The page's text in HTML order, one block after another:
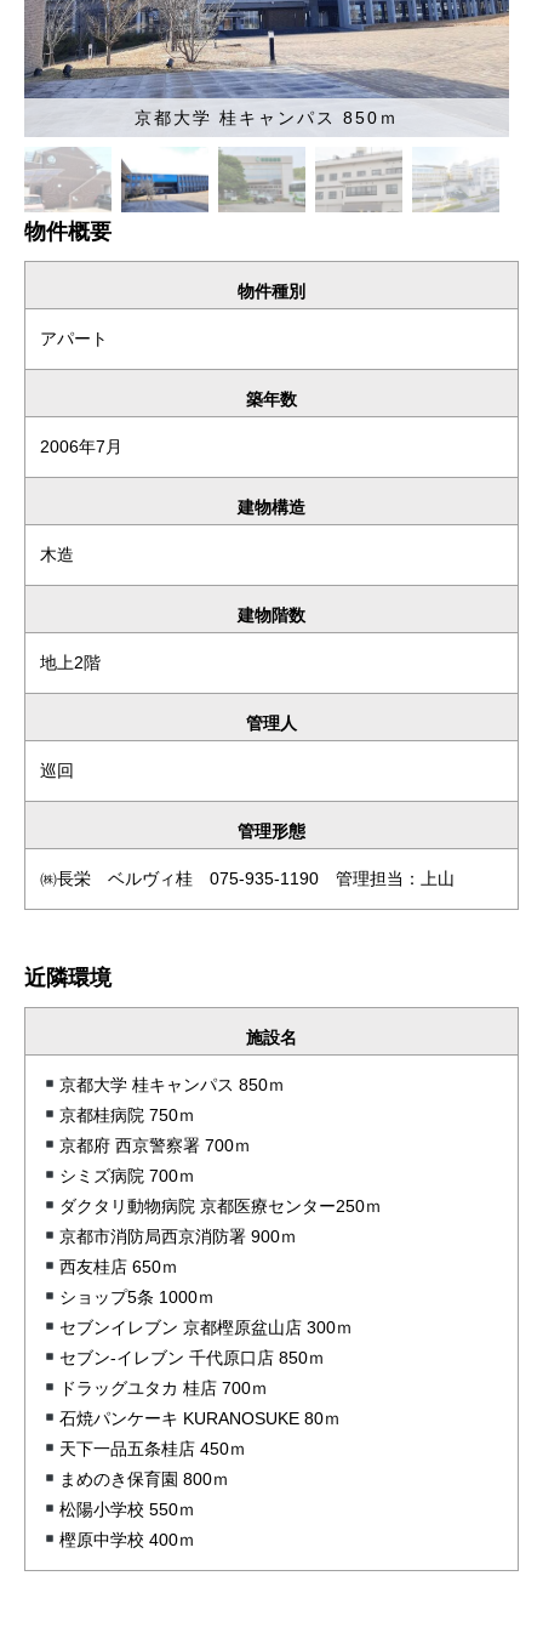
京都大学 桂キャンパス 850ｍ
物件概要
物件種別
アパート
築年数
2006年7月
建物構造
木造
建物階数
地上2階
管理人
巡回
管理形態
㈱長栄 ベルヴィ桂 075-935-1190 管理担当：上山
近隣環境
施設名
京都大学 桂キャンパス 850ｍ
京都桂病院 750ｍ
京都府 西京警察署 700ｍ
シミズ病院 700ｍ
ダクタリ動物病院 京都医療センター250ｍ
京都市消防局西京消防署 900ｍ
西友桂店 650ｍ
ショップ5条 1000ｍ
セブンイレブン 京都樫原盆山店 300ｍ
セブン-イレブン 千代原口店 850ｍ
ドラッグユタカ 桂店 700ｍ
石焼パンケーキ KURANOSUKE 80ｍ
天下一品五条桂店 450ｍ
まめのき保育園 800ｍ
松陽小学校 550ｍ
樫原中学校 400ｍ